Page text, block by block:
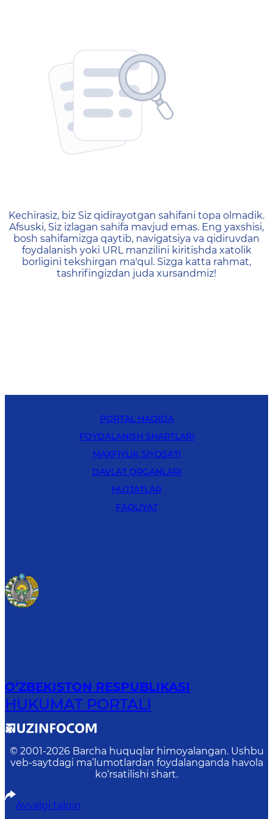
404 — Страница не
Kechirasiz, biz Siz qidirayotgan sahifani topa olmadik.
Afsuski, Siz izlagan sahifa mavjud emas. Eng yaxshisi,
bosh sahifamizga qaytib, navigatsiya va qidiruvdan
foydalanish yoki URL manzilini kiritishda xatolik
borligini tekshirgan ma'qul. Sizga katta rahmat,
tashrifingizdan juda xursandmiz!
PORTAL HAQIDA
FOYDALANISH SHARTLARI
MAXFIYLIK SIYOSATI
DAVLAT ORGANLARI
HUJJATLAR
FAOLIYAT
O‘ZBEKISTON RESPUBLIKASI
HUKUMAT PORTALI
© 2001-2026 Barcha huquqlar himoyalangan. Ushbu
veb-saytdagi ma’lumotlardan foydalanganda havola
ko‘rsatilishi shart.
Avvalgi talqin